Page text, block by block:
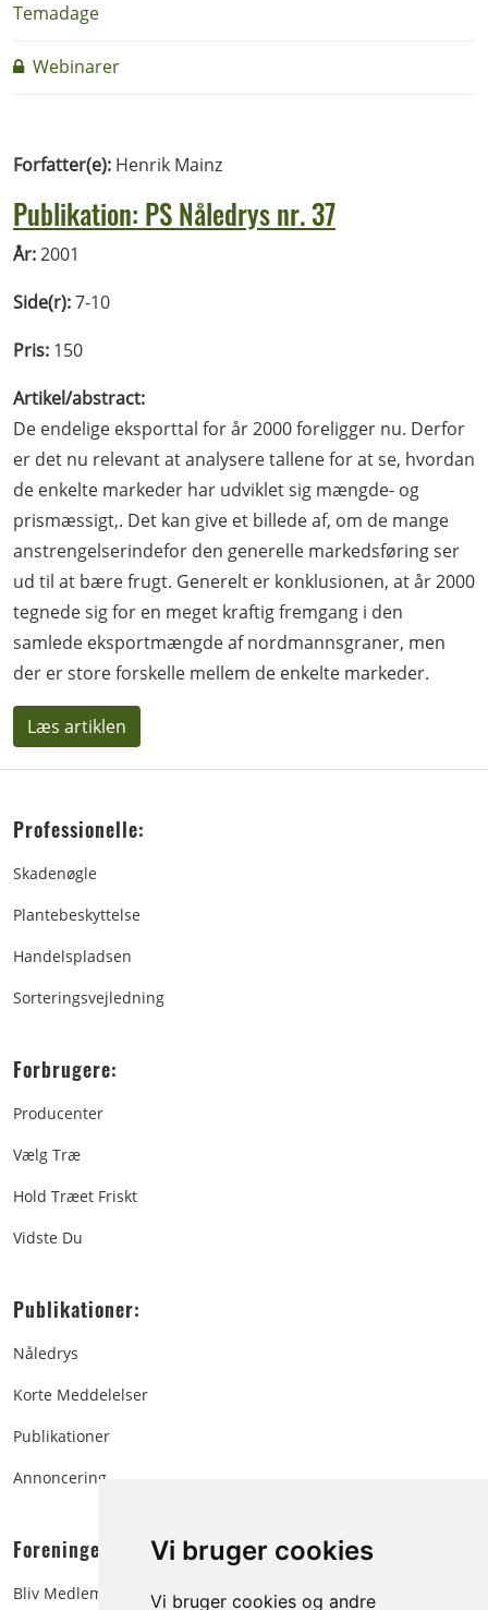
Vi bruger cookies
Vi bruger cookies og andre
Temadage
Webinarer
Forfatter(e): Henrik Mainz
Publikation: PS Nåledrys nr. 37
År:2001
Side(r):7-10
Pris: 150
Artikel/abstract:
De endelige eksporttal for år 2000 foreligger nu. Derfor
er det nu relevant at analysere tallene for at se, hvordan
de enkelte markeder har udviklet sig mængde- og
prismæssigt,. Det kan give et billede af, om de mange
anstrengelserindefor den generelle markedsføring ser
ud til at bære frugt. Generelt er konklusionen, at år 2000
tegnede sig for en meget kraftig fremgang i den
samlede eksportmængde af nordmannsgraner, men
der er store forskelle mellem de enkelte markeder.
Læs artiklen
Professionelle:
Skadenøgle
Plantebeskyttelse
Handelspladsen
Sorteringsvejledning
Forbrugere:
Producenter
Vælg Træ
Hold Træet Friskt
Vidste Du
Publikationer:
Nåledrys
Korte Meddelelser
Publikationer
Annoncering
Foreningen:
Bliv Medlem